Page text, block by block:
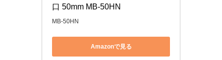
口 50mm MB-50HN
MB-50HN
Amazonで見る